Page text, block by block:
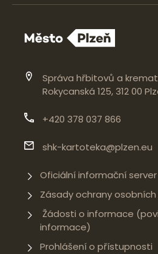
Správa hřbitovů a
Rokycanská 125, 312 00
+420 378 037 866
shk-kartoteka@plzen.eu
Oficiální informační
Zásady ochrany osobních
Žádosti o informace
informace)
Prohlášení o přístupnosti